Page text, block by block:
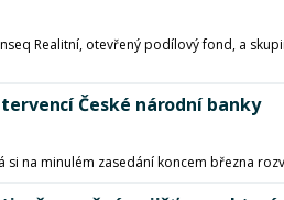
Realitní, otevřený podílový fond, a
České národní banky
na minulém zasedání koncem března